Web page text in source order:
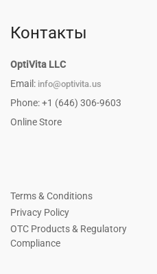
Контакты
OptiVita LLC
Email: info@optivita.us
Phone: +1 (646) 306-9603
Online Store
Terms & Conditions
Privacy Policy
OTC Products & Regulatory
Compliance